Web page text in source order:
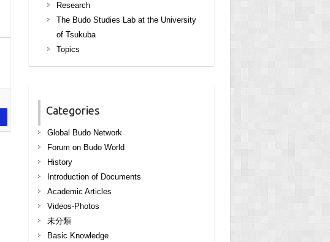
Research
The Budo Studies Lab at the University
of Tsukuba
Topics
Categories
Global Budo Network
Forum on Budo World
History
Introduction of Documents
Academic Articles
Videos-Photos
未分類
Basic Knowledge